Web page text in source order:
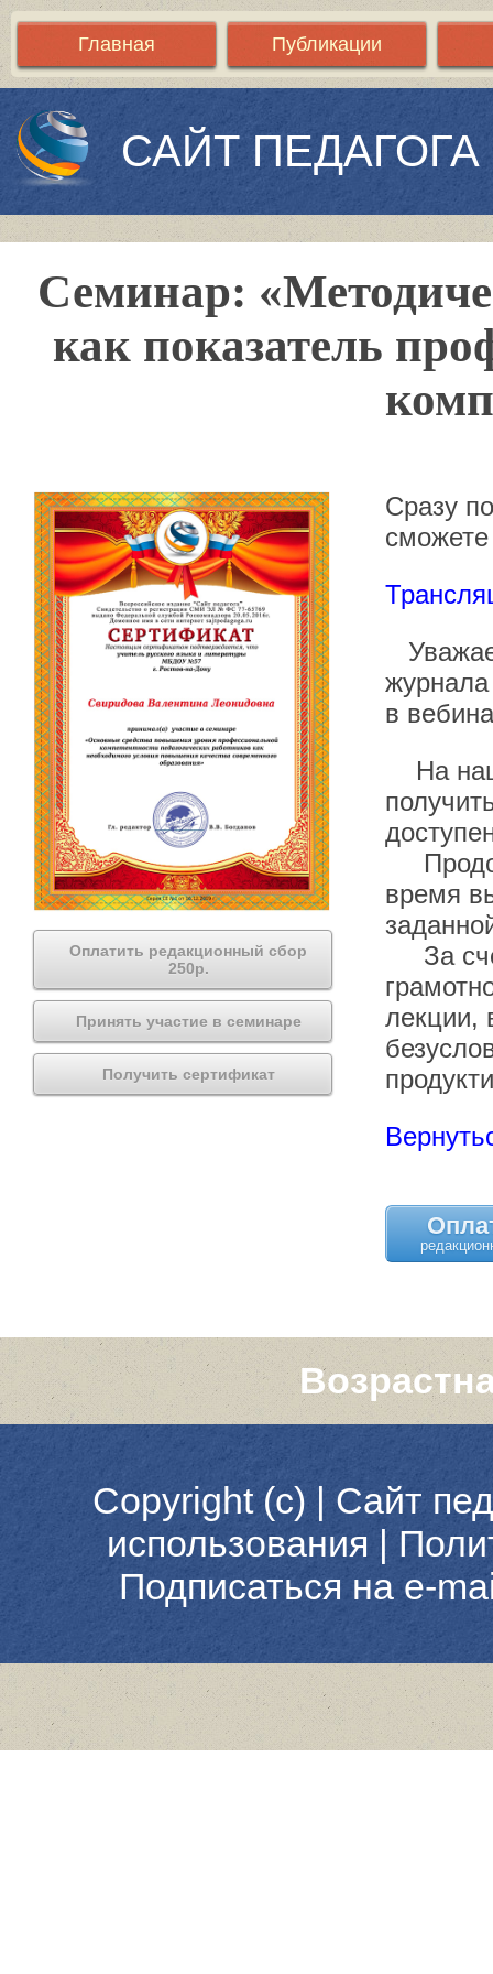
Главная Публикации
САЙТ ПЕДАГОГА
Семинар:
как показатель
Оплатить редакционный сбор
250р.
Принять участие в семинаре
Получить сертификат
Сразу
журнала
в
На
время
За
лекции,
Copyright (c) | Сайт
использования |
Подписаться на e-